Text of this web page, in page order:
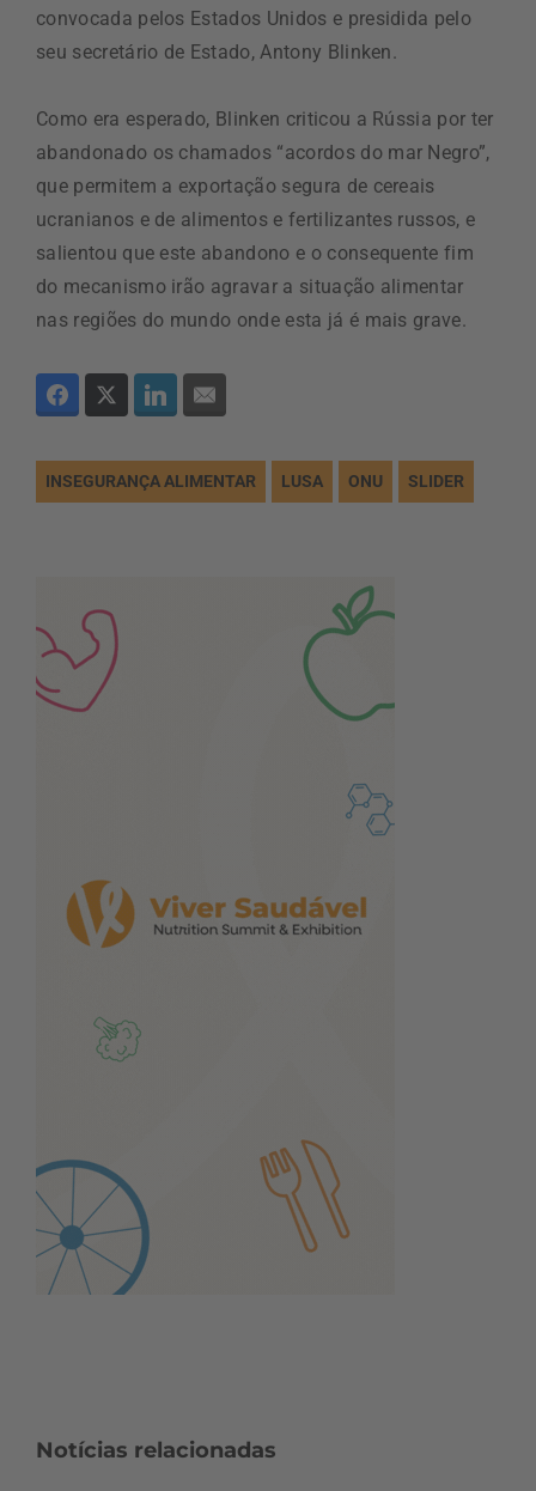
convocada pelos Estados Unidos e presidida pelo
seu secretário de Estado, Antony Blinken.
Como era esperado, Blinken criticou a Rússia por ter
abandonado os chamados “acordos do mar Negro”,
que permitem a exportação segura de cereais
ucranianos e de alimentos e fertilizantes russos, e
salientou que este abandono e o consequente fim
do mecanismo irão agravar a situação alimentar
nas regiões do mundo onde esta já é mais grave.
INSEGURANÇA ALIMENTAR LUSA ONU SLIDER
Notícias relacionadas